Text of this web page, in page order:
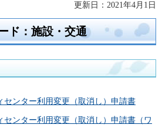
更新日：2021年4月1日
ド：施設・交通
センター利用変更（取消し）申請書
センター利用変更（取消し）申請書（ワ